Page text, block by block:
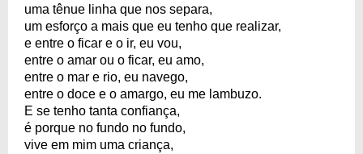
uma tênue linha que nos separa,
um esforço a mais que eu tenho que realizar,
e entre o ficar e o ir, eu vou,
entre o amar ou o ficar, eu amo,
entre o mar e rio, eu navego,
entre o doce e o amargo, eu me lambuzo.
E se tenho tanta confiança,
é porque no fundo no fundo,
vive em mim uma criança,